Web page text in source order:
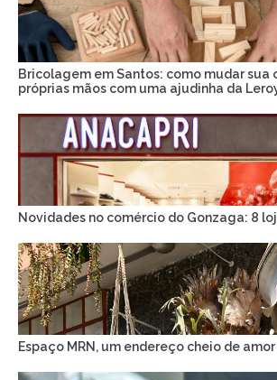
Bricolagem em Santos: como mudar sua
próprias mãos com uma ajudinha da
Novidades no comércio do Gonzaga: 8
Espaço MRN, um endereço cheio de